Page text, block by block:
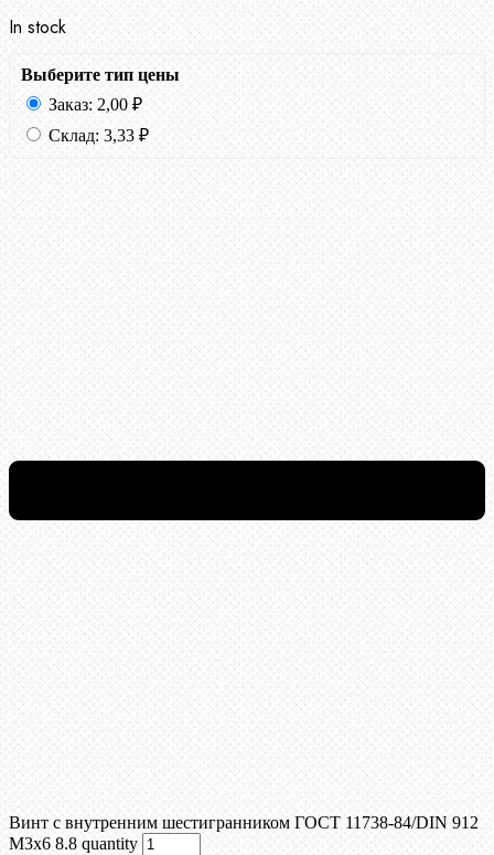
In stock
Выберите тип цены
Заказ: 2,00 ₽
Склад: 3,33 ₽
Винт c внутренним шестигранником ГОСТ 11738-84/DIN 912
М3х6 8.8 quantity